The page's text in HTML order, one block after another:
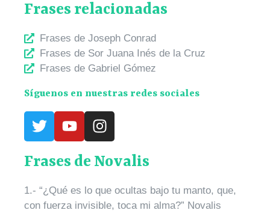
Frases relacionadas
Frases de Joseph Conrad
Frases de Sor Juana Inés de la Cruz
Frases de Gabriel Gómez
Síguenos en nuestras redes sociales
Frases de Novalis
1.- “¿Qué es lo que ocultas bajo tu manto, que,
con fuerza invisible, toca mi alma?” Novalis